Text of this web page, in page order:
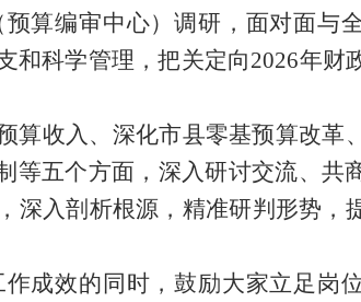
算编审中心）调研，面对面与
科学管理，把关定向2026年财
算收入、深化市县零基预算改革
等五个方面，深入研讨交流、共
深入剖析根源，精准研判形势，
成效的同时，鼓励大家立足岗